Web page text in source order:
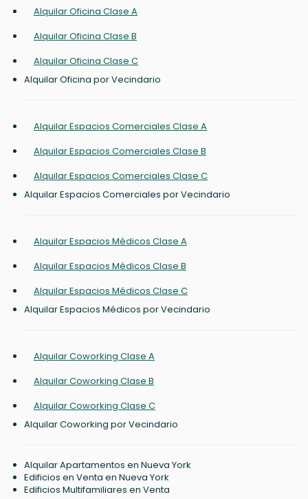
Alquilar Oficina Clase A
Alquilar Oficina Clase B
Alquilar Oficina Clase C
Alquilar Oficina por Vecindario
Alquilar Espacios Comerciales Clase A
Alquilar Espacios Comerciales Clase B
Alquilar Espacios Comerciales Clase C
Alquilar Espacios Comerciales por Vecindario
Alquilar Espacios Médicos Clase A
Alquilar Espacios Médicos Clase B
Alquilar Espacios Médicos Clase C
Alquilar Espacios Médicos por Vecindario
Alquilar Coworking Clase A
Alquilar Coworking Clase B
Alquilar Coworking Clase C
Alquilar Coworking por Vecindario
Alquilar Apartamentos en Nueva York
Edificios en Venta en Nueva York
Edificios Multifamiliares en Venta